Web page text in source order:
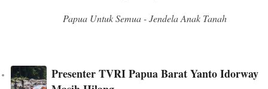
Papua Untuk Semua - Jendela Anak Tanah
Presenter TVRI Papua Barat Yanto Idorway